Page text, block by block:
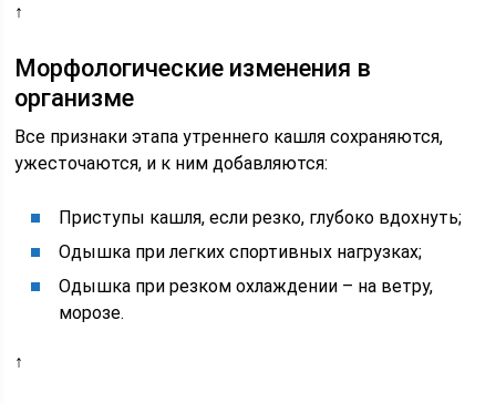
↑
Морфологические изменения в
организме
Все признаки этапа утреннего кашля сохраняются,
ужесточаются, и к ним добавляются:
Приступы кашля, если резко, глубоко вдохнуть;
Одышка при легких спортивных нагрузках;
Одышка при резком охлаждении – на ветру,
морозе.
↑